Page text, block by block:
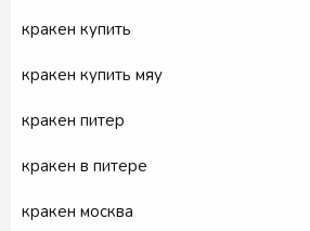
кракен купить
кракен купить мяу
кракен питер
кракен в питере
кракен москва